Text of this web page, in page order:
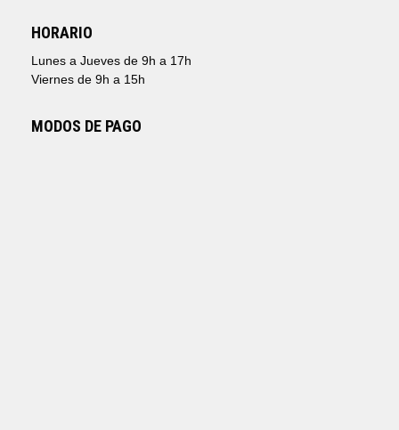
HORARIO
Lunes a Jueves de 9h a 17h
Viernes de 9h a 15h
MODOS DE PAGO